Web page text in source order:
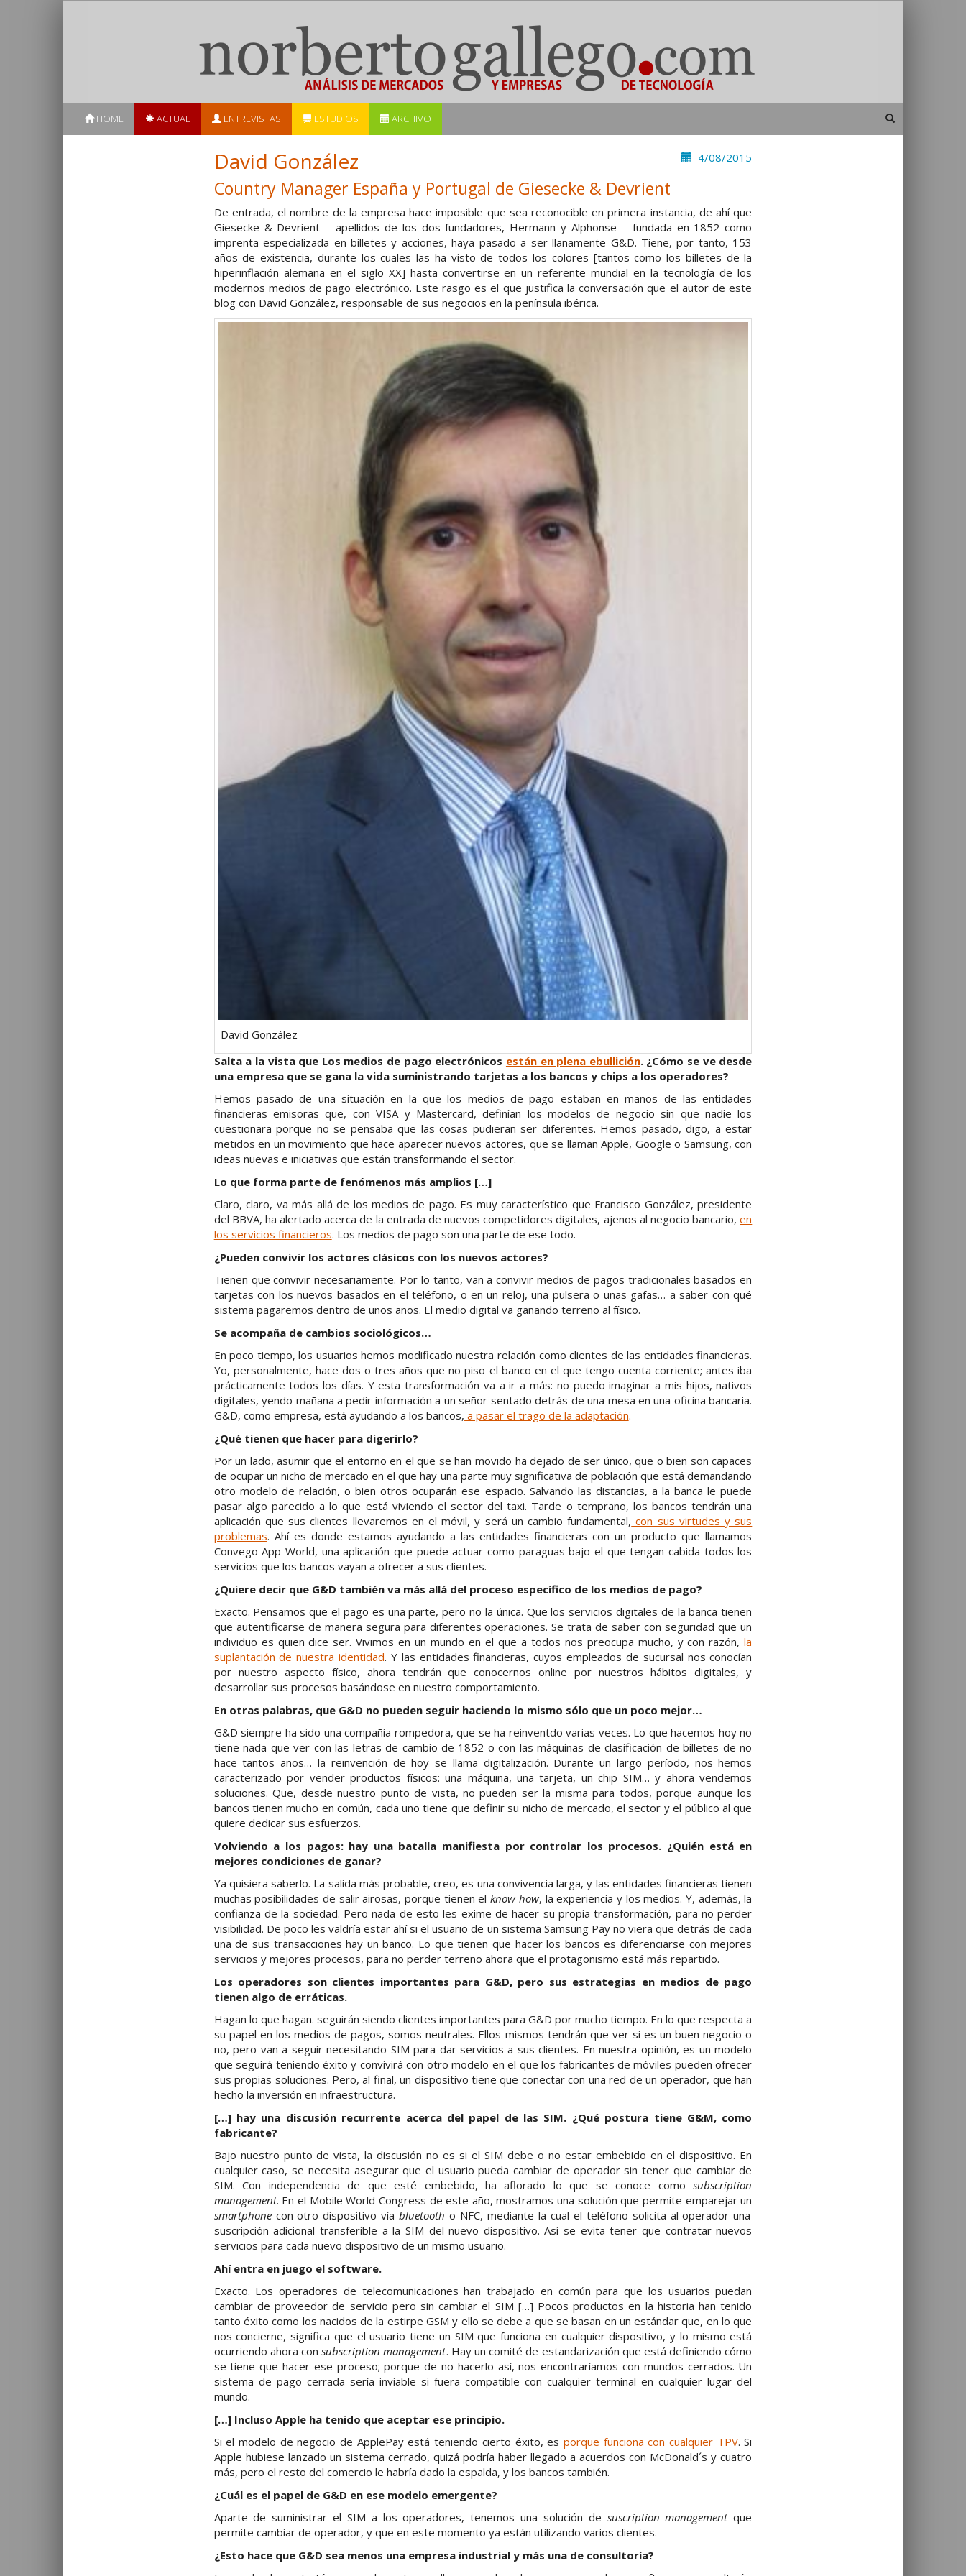
HOME ACTUAL ENTREVISTAS ESTUDIOS ARCHIVO
4/08/2015
David González
Country Manager España y Portugal de Giesecke & Devrient
De entrada, el nombre de la empresa hace imposible que sea reconocible en primera instancia, de ahí que
Giesecke & Devrient – apellidos de los dos fundadores, Hermann y Alphonse – fundada en 1852 como
imprenta especializada en billetes y acciones, haya pasado a ser llanamente G&D. Tiene, por tanto, 153
años de existencia, durante los cuales las ha visto de todos los colores [tantos como los billetes de la
hiperinflación alemana en el siglo XX] hasta convertirse en un referente mundial en la tecnología de los
modernos medios de pago electrónico. Este rasgo es el que justifica la conversación que el autor de este
blog con David González, responsable de sus negocios en la península ibérica.
David González
Salta a la vista que Los medios de pago electrónicos están en plena ebullición. ¿Cómo se ve desde
una empresa que se gana la vida suministrando tarjetas a los bancos y chips a los operadores?
Hemos pasado de una situación en la que los medios de pago estaban en manos de las entidades
financieras emisoras que, con VISA y Mastercard, definían los modelos de negocio sin que nadie los
cuestionara porque no se pensaba que las cosas pudieran ser diferentes. Hemos pasado, digo, a estar
metidos en un movimiento que hace aparecer nuevos actores, que se llaman Apple, Google o Samsung, con
ideas nuevas e iniciativas que están transformando el sector.
Lo que forma parte de fenómenos más amplios […]
Claro, claro, va más allá de los medios de pago. Es muy característico que Francisco González, presidente
del BBVA, ha alertado acerca de la entrada de nuevos competidores digitales, ajenos al negocio bancario,en
los servicios financieros. Los medios de pago son una parte de ese todo.
¿Pueden convivir los actores clásicos con los nuevos actores?
Tienen que convivir necesariamente. Por lo tanto, van a convivir medios de pagos tradicionales basados en
tarjetas con los nuevos basados en el teléfono, o en un reloj, una pulsera o unas gafas… a saber con qué
sistema pagaremos dentro de unos años. El medio digital va ganando terreno al físico.
Se acompaña de cambios sociológicos…
En poco tiempo, los usuarios hemos modificado nuestra relación como clientes de las entidades financieras.
Yo, personalmente, hace dos o tres años que no piso el banco en el que tengo cuenta corriente; antes iba
prácticamente todos los días. Y esta transformación va a ir a más: no puedo imaginar a mis hijos, nativos
digitales, yendo mañana a pedir información a un señor sentado detrás de una mesa en una oficina bancaria.
G&D, como empresa, está ayudando a los bancos, a pasar el trago de la adaptación.
¿Qué tienen que hacer para digerirlo?
Por un lado, asumir que el entorno en el que se han movido ha dejado de ser único, que o bien son capaces
de ocupar un nicho de mercado en el que hay una parte muy significativa de población que está demandando
otro modelo de relación, o bien otros ocuparán ese espacio. Salvando las distancias, a la banca le puede
pasar algo parecido a lo que está viviendo el sector del taxi. Tarde o temprano, los bancos tendrán una
aplicación que sus clientes llevaremos en el móvil, y será un cambio fundamental, con sus virtudes y sus
problemas. Ahí es donde estamos ayudando a las entidades financieras con un producto que llamamos
Convego App World, una aplicación que puede actuar como paraguas bajo el que tengan cabida todos los
servicios que los bancos vayan a ofrecer a sus clientes.
¿Quiere decir que G&D también va más allá del proceso específico de los medios de pago?
Exacto. Pensamos que el pago es una parte, pero no la única. Que los servicios digitales de la banca tienen
que autentificarse de manera segura para diferentes operaciones. Se trata de saber con seguridad que un
individuo es quien dice ser. Vivimos en un mundo en el que a todos nos preocupa mucho, y con razón,la
suplantación de nuestra identidad. Y las entidades financieras, cuyos empleados de sucursal nos conocían
por nuestro aspecto físico, ahora tendrán que conocernos online por nuestros hábitos digitales, y
desarrollar sus procesos basándose en nuestro comportamiento.
En otras palabras, que G&D no pueden seguir haciendo lo mismo sólo que un poco mejor…
G&D siempre ha sido una compañía rompedora, que se ha reinventdo varias veces. Lo que hacemos hoy no
tiene nada que ver con las letras de cambio de 1852 o con las máquinas de clasificación de billetes de no
hace tantos años… la reinvención de hoy se llama digitalización. Durante un largo período, nos hemos
caracterizado por vender productos físicos: una máquina, una tarjeta, un chip SIM… y ahora vendemos
soluciones. Que, desde nuestro punto de vista, no pueden ser la misma para todos, porque aunque los
bancos tienen mucho en común, cada uno tiene que definir su nicho de mercado, el sector y el público al que
quiere dedicar sus esfuerzos.
Volviendo a los pagos: hay una batalla manifiesta por controlar los procesos. ¿Quién está en
mejores condiciones de ganar?
Ya quisiera saberlo. La salida más probable, creo, es una convivencia larga, y las entidades financieras tienen
muchas posibilidades de salir airosas, porque tienen elknow how, la experiencia y los medios. Y, además, la
confianza de la sociedad. Pero nada de esto les exime de hacer su propia transformación, para no perder
visibilidad. De poco les valdría estar ahí si el usuario de un sistema Samsung Pay no viera que detrás de cada
una de sus transacciones hay un banco. Lo que tienen que hacer los bancos es diferenciarse con mejores
servicios y mejores procesos, para no perder terreno ahora que el protagonismo está más repartido.
Los operadores son clientes importantes para G&D, pero sus estrategias en medios de pago
tienen algo de erráticas.
Hagan lo que hagan. seguirán siendo clientes importantes para G&D por mucho tiempo. En lo que respecta a
su papel en los medios de pagos, somos neutrales. Ellos mismos tendrán que ver si es un buen negocio o
no, pero van a seguir necesitando SIM para dar servicios a sus clientes. En nuestra opinión, es un modelo
que seguirá teniendo éxito y convivirá con otro modelo en el que los fabricantes de móviles pueden ofrecer
sus propias soluciones. Pero, al final, un dispositivo tiene que conectar con una red de un operador, que han
hecho la inversión en infraestructura.
[…] hay una discusión recurrente acerca del papel de las SIM. ¿Qué postura tiene G&M, como
fabricante?
Bajo nuestro punto de vista, la discusión no es si el SIM debe o no estar embebido en el dispositivo. En
cualquier caso, se necesita asegurar que el usuario pueda cambiar de operador sin tener que cambiar de
SIM. Con independencia de que esté embebido, ha aflorado lo que se conoce como subscription
management. En el Mobile World Congress de este año, mostramos una solución que permite emparejar un
smartphonecon otro dispositivo víabluetooth o NFC, mediante la cual el teléfono solicita al operador una
suscripción adicional transferible a la SIM del nuevo dispositivo. Así se evita tener que contratar nuevos
servicios para cada nuevo dispositivo de un mismo usuario.
Ahí entra en juego el software.
Exacto. Los operadores de telecomunicaciones han trabajado en común para que los usuarios puedan
cambiar de proveedor de servicio pero sin cambiar el SIM […] Pocos productos en la historia han tenido
tanto éxito como los nacidos de la estirpe GSM y ello se debe a que se basan en un estándar que, en lo que
nos concierne, significa que el usuario tiene un SIM que funciona en cualquier dispositivo, y lo mismo está
ocurriendo ahora consubscription management. Hay un comité de estandarización que está definiendo cómo
se tiene que hacer ese proceso; porque de no hacerlo así, nos encontraríamos con mundos cerrados. Un
sistema de pago cerrada sería inviable si fuera compatible con cualquier terminal en cualquier lugar del
mundo.
[…] Incluso Apple ha tenido que aceptar ese principio.
Si el modelo de negocio de ApplePay está teniendo cierto éxito, es porque funciona con cualquier TPV. Si
Apple hubiese lanzado un sistema cerrado, quizá podría haber llegado a acuerdos con McDonald´s y cuatro
más, pero el resto del comercio le habría dado la espalda, y los bancos también.
¿Cuál es el papel de G&D en ese modelo emergente?
Aparte de suministrar el SIM a los operadores, tenemos una solución de suscription managementque
permite cambiar de operador, y que en este momento ya están utilizando varios clientes.
¿Esto hace que G&D sea menos una empresa industrial y más una de consultoría?